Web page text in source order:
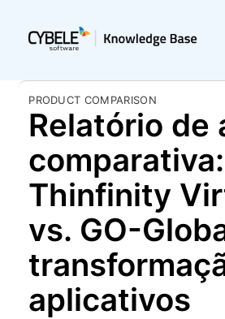
PRODUCT COMPARISON
Relatório de
comparativa:
Thinfinity
vs. GO-
aplicativos